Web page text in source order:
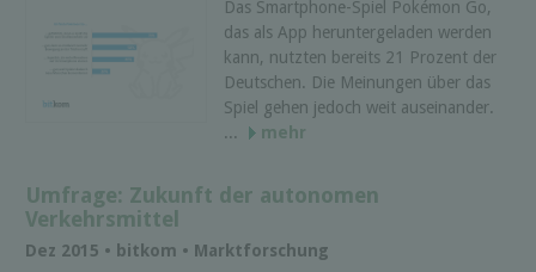
Das Smartphone-Spiel Pokémon Go,
das als App heruntergeladen werden
kann, nutzten bereits 21 Prozent der
Deutschen. Die Meinungen über das
Spiel gehen jedoch weit auseinander.
...
mehr
Umfrage: Zukunft der autonomen
Verkehrsmittel
Dez 2015 • bitkom • Marktforschung